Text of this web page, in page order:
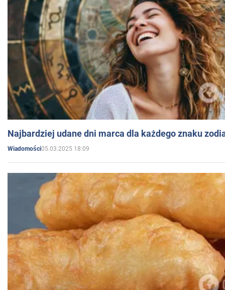
Najbardziej udane dni marca dla każdego znaku
Wiadomości05.03.2025 18:09